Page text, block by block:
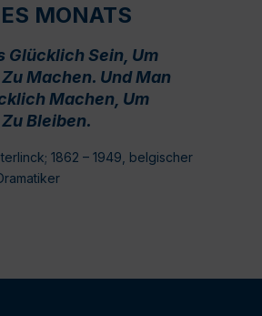
MONATS
Glücklich Sein, Um
Machen. Und Man
Machen, Um
Bleiben.
1862 – 1949, belgischer